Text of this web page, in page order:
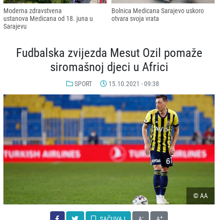
Moderna zdravstvena
ustanova Medicana od 18. juna u
Sarajevu
Bolnica Medicana Sarajevo uskoro
otvara svoja vrata
Fudbalska zvijezda Mesut Ozil pomaže
siromašnoj djeci u Africi
SPORT 15.10.2021 - 09:38
© AA
- +